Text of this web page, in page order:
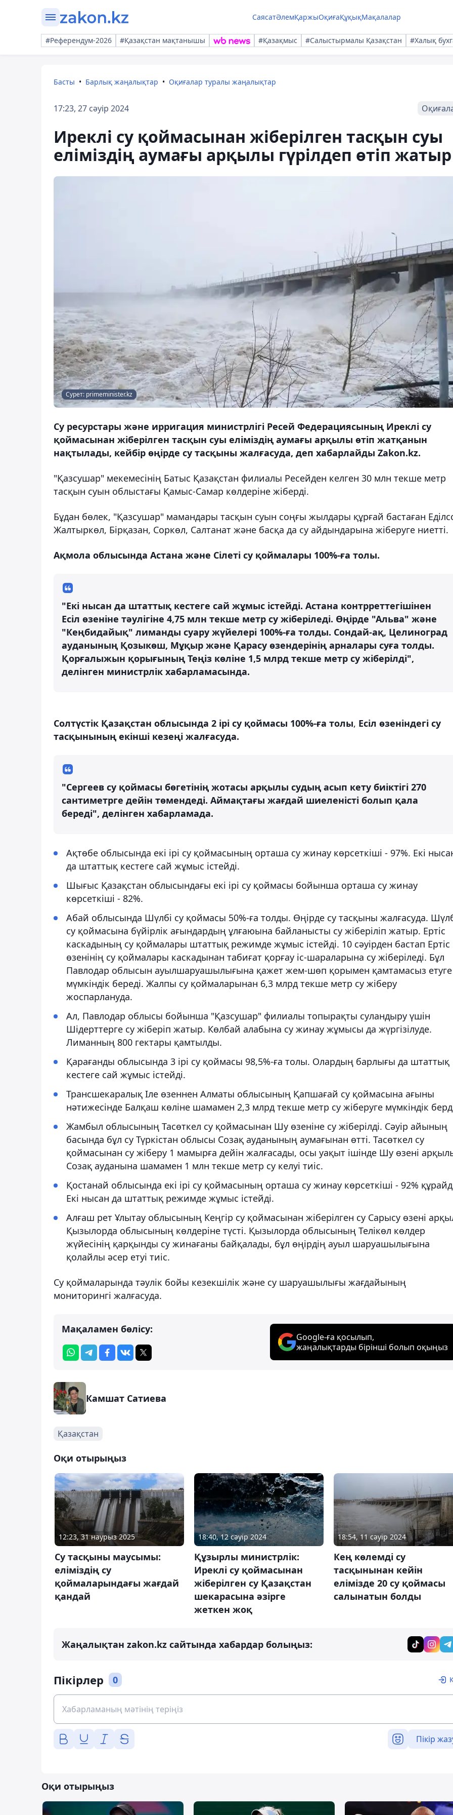
СаясатӘлемҚаржыОқиғаҚұқықМақалалар
#Референдум-2026 #Қазақстан мақтанышы #Қазақмыс #Салыстырмалы Қазақстан #Халық
Басты Барлық жаңалықтар Оқиғалар туралы жаңалықтар
17:23, 27 сәуір 2024
Иреклі су қоймасынан жіберілген тасқын суы
еліміздің аумағы арқылы гүрілдеп өтіп жатыр
Сурет: primeminister.kz
Су ресурстары және ирригация министрлігі Ресей Федерациясының Иреклі су
қоймасынан жіберілген тасқын суы еліміздің аумағы арқылы өтіп жатқанын
нақтылады, кейбір өңірде су тасқыны жалғасуда, деп хабарлайды Zakon.kz.
"Қазсушар" мекемесінің Батыс Қазақстан филиалы Ресейден келген 30 млн текше метр
тасқын суын облыстағы Қамыс-Самар көлдеріне жіберді.
Бұдан бөлек, "Қазсушар" мамандары тасқын суын соңғы жылдары құрғай бастаған
Жалтыркөл, Бірқазан, Соркөл, Салтанат және басқа да су айдындарына жіберуге ниетті.
Ақмола облысында Астана және Сілеті су қоймалары 100%-ға толы.
"Екі нысан да штаттық кестеге сай жұмыс істейді. Астана контрреттегішінен
Есіл өзеніне тәулігіне 4,75 млн текше метр су жіберіледі. Өңірде "Альва" және
"Кеңбидайық" лиманды суару жүйелері 100%-ға толды. Сондай-ақ, Целиноград
ауданының Қозыкөш, Мұқыр және Қарасу өзендерінің арналары суға толды.
Қорғалыжын қорығының Теңіз көліне 1,5 млрд текше метр су жіберілді",
делінген министрлік хабарламасында.
Солтүстік Қазақстан облысында 2 ірі су қоймасы 100%-ға толы, Есіл өзеніндегі су
тасқынының екінші кезеңі жалғасуда.
"Сергеев су қоймасы бөгетінің жотасы арқылы судың асып кету биіктігі 270
сантиметрге дейін төмендеді. Аймақтағы жағдай шиеленісті болып қала
береді", делінген хабарламада.
Ақтөбе облысында екі ірі су қоймасының орташа су жинау көрсеткіші - 97%. Екі
да штаттық кестеге сай жұмыс істейді.
Шығыс Қазақстан облысындағы екі ірі су қоймасы бойынша орташа су жинау
көрсеткіші - 82%.
Абай облысында Шүлбі су қоймасы 50%-ға толды. Өңірде су тасқыны жалғасуда.
су қоймасына бүйірлік ағындардың ұлғаюына байланысты су жіберіліп жатыр. Ертіс
каскадының су қоймалары штаттық режимде жұмыс істейді. 10 сәуірден бастап Ертіс
өзенінің су қоймалары каскадынан табиғат қорғау іс-шараларына су жіберіледі. Бұл
Павлодар облысын ауылшаруашылығына қажет жем-шөп қорымен қамтамасыз етуге
мүмкіндік береді. Жалпы су қоймаларынан 6,3 млрд текше метр су жіберу
жоспарлануда.
Ал, Павлодар облысы бойынша "Қазсушар" филиалы топырақты суландыру үшін
Шідерттерге су жіберіп жатыр. Көлбай алабына су жинау жұмысы да жүргізілуде.
Лиманның 800 гектары қамтылды.
Қарағанды облысында 3 ірі су қоймасы 98,5%-ға толы. Олардың барлығы да штаттық
кестеге сай жұмыс істейді.
Трансшекаралық Іле өзеннен Алматы облысының Қапшағай су қоймасына ағыны
нәтижесінде Балқаш көліне шамамен 2,3 млрд текше метр су жіберуге мүмкіндік
Жамбыл облысының Тасөткел су қоймасынан Шу өзеніне су жіберілді. Сәуір айының
басында бұл су Түркістан облысы Созақ ауданының аумағынан өтті. Тасөткел су
қоймасынан су жіберу 1 мамырға дейін жалғасады, осы уақыт ішінде Шу өзені
Созақ ауданына шамамен 1 млн текше метр су келуі тиіс.
Қостанай облысында екі ірі су қоймасының орташа су жинау көрсеткіші - 92%
Екі нысан да штаттық режимде жұмыс істейді.
Алғаш рет Ұлытау облысының Кеңгір су қоймасынан жіберілген су Сарысу өзені
Қызылорда облысының көлдеріне түсті. Қызылорда облысының Телікөл көлдер
жүйесінің қарқынды су жинағаны байқалады, бұл өңірдің ауыл шаруашылығына
қолайлы әсер етуі тиіс.
Су қоймаларында тәулік бойы кезекшілік және су шаруашылығы жағдайының
мониторингі жалғасуда.
Мақаламен бөлісу:
Google-ға қосылып,
жаңалықтарды бірінші болып оқыңыз
Камшат Сатиева
Қазақстан
Оқи отырыңыз
12:23, 31 наурыз 2025
Су тасқыны маусымы:
еліміздің су
қоймаларындағы жағдай
қандай
18:40, 12 сәуір 2024
Құзырлы министрлік:
Иреклі су қоймасынан
жіберілген су Қазақстан
шекарасына әзірге
жеткен жоқ
18:54, 11 сәуір 2024
Кең көлемді су
тасқынынан кейін
елімізде 20 су қоймасы
салынатын болды
Жаңалықтан zakon.kz сайтында хабардар болыңыз:
Пікірлер 0
Пікір
Оқи отырыңыз